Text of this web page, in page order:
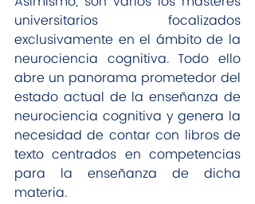
universitarios focalizados
exclusivamente en el ámbito de la
neurociencia cognitiva. Todo ello
abre un panorama prometedor del
estado actual de la enseñanza de
neurociencia cognitiva y genera la
necesidad de contar con libros de
texto centrados en competencias
para la enseñanza de dicha
materia.